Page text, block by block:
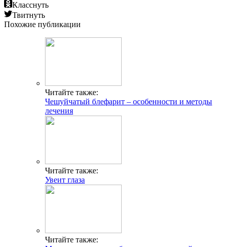
Класснуть
Твитнуть
Похожие публикации
Читайте также:
Чешуйчатый блефарит – особенности и методы
лечения
Читайте также:
Увеит глаза
Читайте также: